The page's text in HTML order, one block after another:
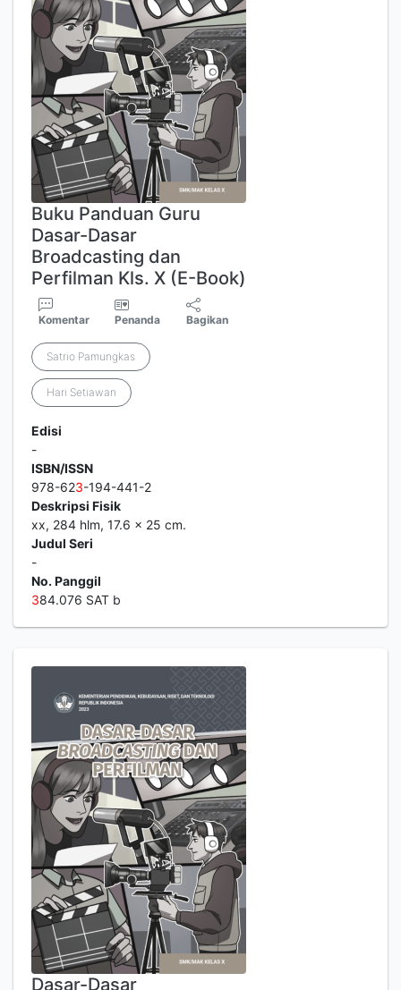
Buku Panduan Guru
Dasar-Dasar
Broadcasting dan
Perfilman Kls. X (E-Book)
Komentar Penanda Bagikan
Satrio Pamungkas
Hari Setiawan
Edisi
-
ISBN/ISSN
978-623-194-441-2
Deskripsi Fisik
xx, 284 hlm, 17.6 × 25 cm.
Judul Seri
-
No. Panggil
384.076 SAT b
Dasar-Dasar